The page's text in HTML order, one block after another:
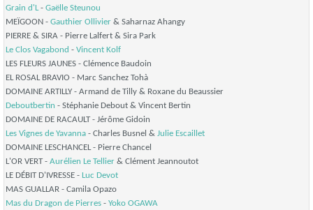
Grain d'L- Gaëlle Steunou
MEÏGOON - Gauthier Ollivier & Saharnaz Ahangy
PIERRE & SIRA - Pierre Lalfert & Sira Park
Le Clos Vagabond - Vincent Kolf
LES FLEURS JAUNES - Clémence Baudoin
EL ROSAL BRAVIO - Marc Sanchez Tohà
DOMAINE ARTILLY - Armand de Tilly & Roxane du Beaussier
Deboutbertin - Stéphanie Debout & Vincent Bertin
DOMAINE DE RACAULT - Jérôme Gidoin
Les Vignes de Yavanna - Charles Busnel & Julie Escaillet
DOMAINE LESCHANCEL - Pierre Chancel
L'OR VERT - Aurélien Le Tellier & Clément Jeannoutot
LE DÉBIT D'IVRESSE - Luc Devot
MAS GUALLAR - Camila Opazo
Mas du Dragon de Pierres - Yoko OGAWA